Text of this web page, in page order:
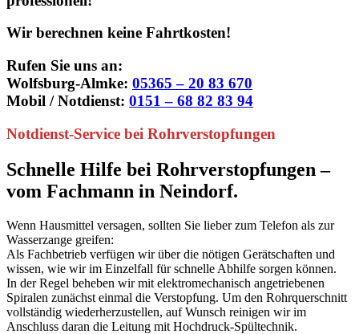
Wir berechnen keine Fahrtkosten!
Rufen Sie uns an:
Wolfsburg-Almke: 05365 – 20 83 670
Mobil / Notdienst: 0151 – 68 82 83 94
Notdienst-Service bei Rohrverstopfungen
Schnelle Hilfe bei Rohrverstopfungen –
vom Fachmann in Neindorf.
Wenn Hausmittel versagen, sollten Sie lieber zum Telefon als zur
Wasserzange greifen:
Als Fachbetrieb verfügen wir über die nötigen Gerätschaften und
wissen, wie wir im Einzelfall für schnelle Abhilfe sorgen können.
In der Regel beheben wir mit elektromechanisch angetriebenen
Spiralen zunächst einmal die Verstopfung. Um den Rohrquerschnitt
vollständig wiederherzustellen, auf Wunsch reinigen wir im
Anschluss daran die Leitung mit Hochdruck-Spültechnik.